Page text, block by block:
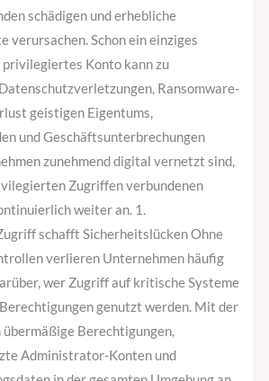
schädigen und erhebliche
verursachen. Schon ein einziges
Konto kann zu
Ransomware-
geistigen Eigentums,
und Geschäftsunterbrechungen
zunehmend digital vernetzt sind,
Zugriffen verbundenen
weiter an. 1.
schafft Sicherheitslücken Ohne
verlieren Unternehmen häufig
wer Zugriff auf kritische Systeme
genutzt werden. Mit der
übermäßige Berechtigungen,
Administrator-Konten und